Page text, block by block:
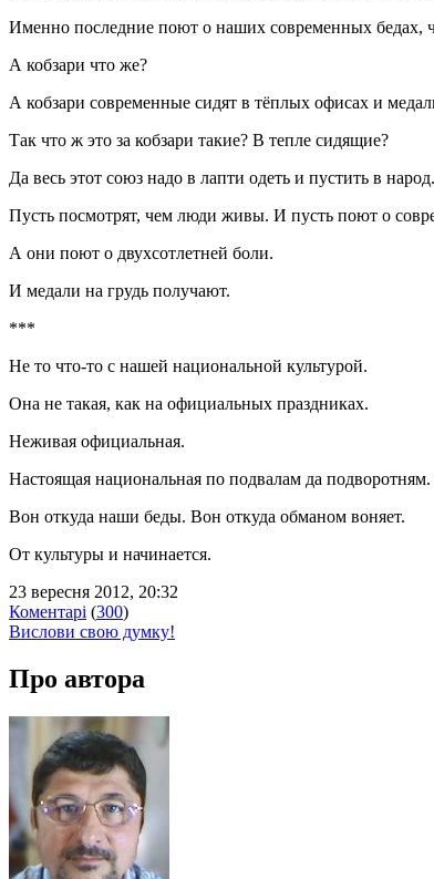
Именно последние поют о наших современных бедах,
А кобзари что же?
А кобзари современные сидят в тёплых офисах и
Так что ж это за кобзари такие? В тепле сидящие?
Да весь этот союз надо в лапти одеть и пустить в народ.
Пусть посмотрят, чем люди живы. И пусть поют о
А они поют о двухсотлетней боли.
И медали на грудь получают.
***
Не то что-то с нашей национальной культурой.
Она не такая, как на официальных праздниках.
Неживая официальная.
Настоящая национальная по подвалам да подворотням.
Вон откуда наши беды. Вон откуда обманом воняет.
От культуры и начинается.
23 вересня 2012, 20:32
Коментарі (300)
Вислови свою думку!
Про автора